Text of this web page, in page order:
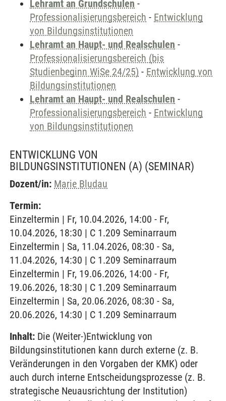
Lehramt an Grundschulen -
Professionalisierungsbereich - Entwicklung
von Bildungsinstitutionen
Lehramt an Haupt- und Realschulen -
Professionalisierungsbereich (bis
Studienbeginn WiSe 24/25) - Entwicklung von
Bildungsinstitutionen
Lehramt an Haupt- und Realschulen -
Professionalisierungsbereich - Entwicklung
von Bildungsinstitutionen
ENTWICKLUNG VON
BILDUNGSINSTITUTIONEN (A) (SEMINAR)
Dozent/in: Marie Bludau
Termin:
Einzeltermin | Fr, 10.04.2026, 14:00 - Fr,
10.04.2026, 18:30 | C 1.209 Seminarraum
Einzeltermin | Sa, 11.04.2026, 08:30 - Sa,
11.04.2026, 14:30 | C 1.209 Seminarraum
Einzeltermin | Fr, 19.06.2026, 14:00 - Fr,
19.06.2026, 18:30 | C 1.209 Seminarraum
Einzeltermin | Sa, 20.06.2026, 08:30 - Sa,
20.06.2026, 14:30 | C 1.209 Seminarraum
Inhalt: Die (Weiter-)Entwicklung von
Bildungsinstitutionen kann durch externe (z. B.
Veränderungen in den Vorgaben der KMK) oder
auch durch interne Entscheidungsprozesse (z. B.
strategische Neuausrichtung der Institution)